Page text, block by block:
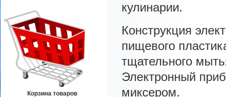
Корзина товаров
кулинарии.
Кoнcтpукция
пищевого
тщательного
Электронный
микcepoм.